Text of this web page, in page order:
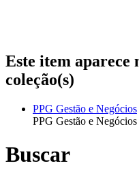
Este item aparece
coleção(s)
PPG Gestão e Negócios
PPG Gestão e Negócios
Buscar